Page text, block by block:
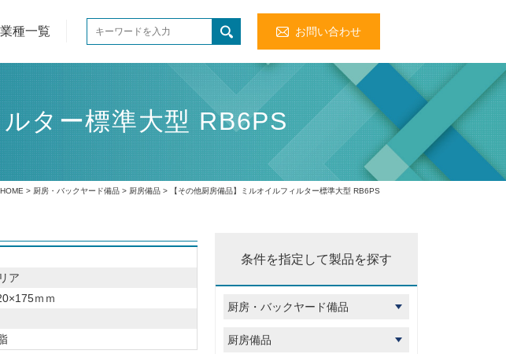
業種一覧 お問い合わせ
ター標準大型 RB6PS
HOME > 厨房・バックヤード備品 > 厨房備品 > 【その他厨房備品】ミルオイルフィルター標準大型 RB6PS
ア
ｍｍ
条件を指定して製品を探す